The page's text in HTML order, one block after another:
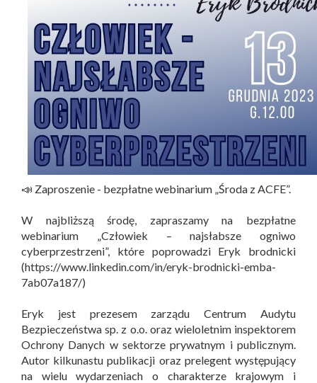
📣 Zaproszenie - bezpłatne webinarium „Środa z ACFE”.
W najbliższą środę, zapraszamy na bezpłatne
webinarium „Człowiek – najsłabsze ogniwo
cyberprzestrzeni”, które poprowadzi Eryk brodnicki
(https://www.linkedin.com/in/eryk-brodnicki-emba-
7ab07a187/)
Eryk jest prezesem zarządu Centrum Audytu
Bezpieczeństwa sp. z o.o. oraz wieloletnim inspektorem
Ochrony Danych w sektorze prywatnym i publicznym.
Autor kilkunastu publikacji oraz prelegent występujący
na wielu wydarzeniach o charakterze krajowym i